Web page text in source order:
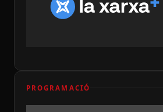
PROGRAMACIÓ